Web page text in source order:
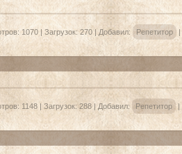
1070| Загрузок: 270| Добавил: Репетитор |
1148| Загрузок: 288| Добавил: Репетитор |